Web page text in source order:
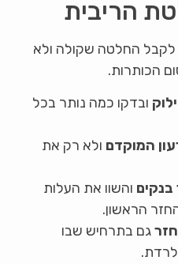
הריבית
החלטה שקולה ולא
הכותרות.
ובדקו כמה נותר בכל
המוקדם ולא רק את
והשוו את העלות
הראשון.
גם בתרחיש שבו
לרדת.